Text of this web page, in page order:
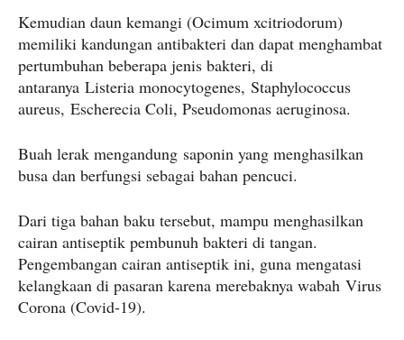
Kemudian daun kemangi (Ocimum xcitriodorum)
memiliki kandungan antibakteri dan dapat menghambat
pertumbuhan beberapa jenis bakteri, di
antaranya Listeria monocytogenes, Staphylococcus
aureus, Escherecia Coli, Pseudomonas aeruginosa.
Buah lerak mengandung saponin yang menghasilkan
busa dan berfungsi sebagai bahan pencuci.
Dari tiga bahan baku tersebut, mampu menghasilkan
cairan antiseptik pembunuh bakteri di tangan.
Pengembangan cairan antiseptik ini, guna mengatasi
kelangkaan di pasaran karena merebaknya wabah Virus
Corona (Covid-19).